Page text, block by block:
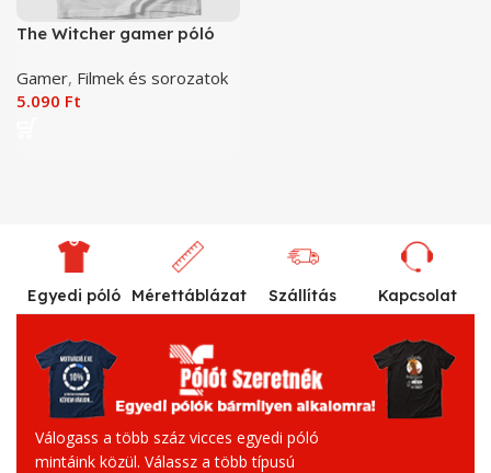
The Witcher gamer póló
Gamer, Filmek és sorozatok
5.090 Ft
Egyedi póló Mérettáblázat Szállítás Kapcsolat
Válogass a több száz vicces egyedi póló
mintáink közül. Válassz a több típusú